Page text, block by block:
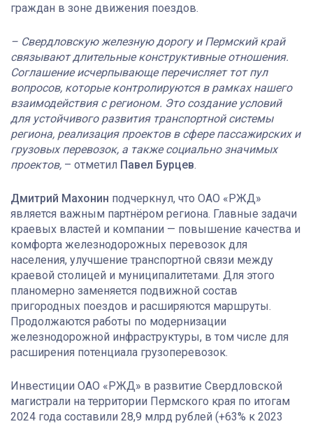
граждан в зоне движения поездов.
– Свердловскую железную дорогу и Пермский край
связывают длительные конструктивные отношения.
Соглашение исчерпывающе перечисляет тот пул
вопросов, которые контролируются в рамках нашего
взаимодействия с регионом. Это создание условий
для устойчивого развития транспортной системы
региона, реализация проектов в сфере пассажирских и
грузовых перевозок, а также социально значимых
проектов, – отметил Павел Бурцев.
Дмитрий Махонин подчеркнул, что ОАО «РЖД»
является важным партнёром региона. Главные задачи
краевых властей и компании — повышение качества и
комфорта железнодорожных перевозок для
населения, улучшение транспортной связи между
краевой столицей и муниципалитетами. Для этого
планомерно заменяется подвижной состав
пригородных поездов и расширяются маршруты.
Продолжаются работы по модернизации
железнодорожной инфраструктуры, в том числе для
расширения потенциала грузоперевозок.
Инвестиции ОАО «РЖД» в развитие Свердловской
магистрали на территории Пермского края по итогам
2024 года составили 28,9 млрд рублей (+63% к 2023